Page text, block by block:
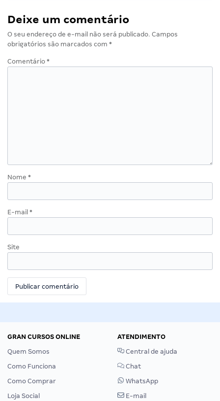
Deixe um comentário
O seu endereço de e-mail não será publicado. Campos
obrigatórios são marcados com *
Comentário *
Nome *
E-mail *
Site
GRAN CURSOS ONLINE
Quem Somos
Como Funciona
Como Comprar
Loja Social
ATENDIMENTO
Central de ajuda
Chat
WhatsApp
E-mail